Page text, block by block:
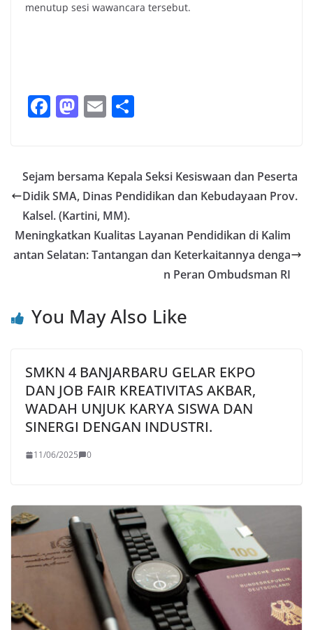
menutup sesi wawancara tersebut.
F
e
b
o
o
k
M
o
d
o
n
E
l e
Sejam bersama Kepala Seksi Kesiswaan dan Peserta
Didik SMA, Dinas Pendidikan dan Kebudayaan Prov.
Kalsel. (Kartini, MM).
Meningkatkan Kualitas Layanan Pendidikan di Kalim
antan Selatan: Tantangan dan Keterkaitannya denga
n Peran Ombudsman RI
You May Also Like
SMKN 4 BANJARBARU GELAR EKPO
DAN JOB FAIR KREATIVITAS AKBAR,
WADAH UNJUK KARYA SISWA DAN
SINERGI DENGAN INDUSTRI.
11/06/2025 0